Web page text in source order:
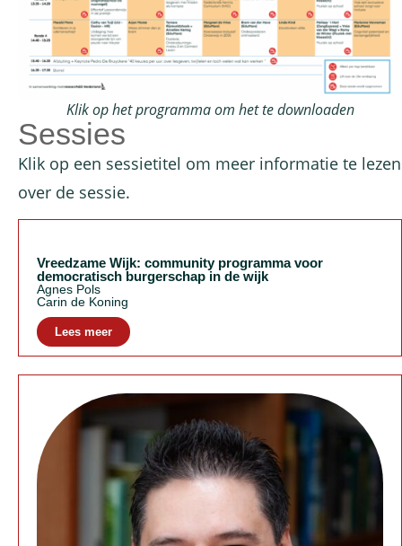
Klik op het programma om het te downloaden
Sessies
Klik op een sessietitel om meer informatie te lezen
over de sessie.
Vreedzame Wijk: community programma voor
democratisch burgerschap in de wijk
Agnes Pols
Carin de Koning
Lees meer